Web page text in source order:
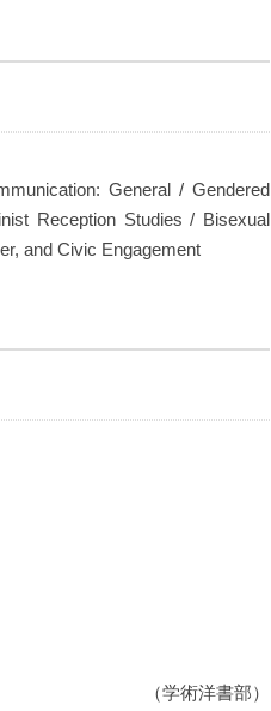
General / Gendered
Reception Studies / Bisexual
and Civic Engagement
（学術洋書部）